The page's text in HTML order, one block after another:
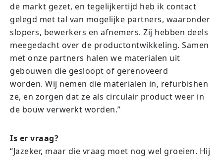
de markt gezet, en tegelijkertijd heb ik contact
gelegd met tal van mogelijke partners, waaronder
slopers, bewerkers en afnemers. Zij hebben deels
meegedacht over de productontwikkeling. Samen
met onze partners halen we materialen uit
gebouwen die gesloopt of gerenoveerd
worden. Wij nemen die materialen in, refurbishen
ze, en zorgen dat ze als circulair product weer in
de bouw verwerkt worden.”
Is er vraag?
“Jazeker, maar die vraag moet nog wel groeien. Hij